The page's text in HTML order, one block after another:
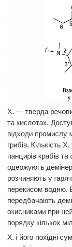
Х. — тверда
та кислотах.
відходи промислу
грибів. Кількість
панцирів крабів
одержують
розчиняють у
перекисом водню.
передбачають
окисниками при
порядку кількох
Х. і його похідні